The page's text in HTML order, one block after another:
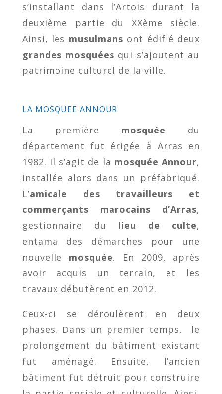
s’installant dans l’Artois durant la
deuxième partie du XXème siècle.
Ainsi, les musulmans ont édifié deux
grandes mosquées qui s’ajoutent au
patrimoine culturel de la ville.
LA MOSQUEE ANNOUR
La première mosquée du
département fut érigée à Arras en
1982. Il s’agit de la mosquée Annour,
installée alors dans un préfabriqué.
L’amicale des travailleurs et
commerçants marocains d’Arras,
gestionnaire du lieu de culte,
entama des démarches pour une
nouvelle mosquée. En 2009, après
avoir acquis un terrain, et les
travaux débutèrent en 2012.
Ceux-ci se déroulèrent en deux
phases. Dans un premier temps, le
prolongement du bâtiment existant
fut aménagé. Ensuite, l’ancien
bâtiment fut détruit pour construire